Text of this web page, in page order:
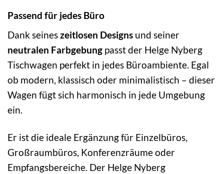
Passend für jedes Büro
Dank seineszeitlosen Designs und seiner
neutralen Farbgebung passt der Helge Nyberg
Tischwagen perfekt in jedes Büroambiente. Egal
ob modern, klassisch oder minimalistisch – dieser
Wagen fügt sich harmonisch in jede Umgebung
ein.
Er ist die ideale Ergänzung für Einzelbüros,
Großraumbüros, Konferenzräume oder
Empfangsbereiche. Der Helge Nyberg